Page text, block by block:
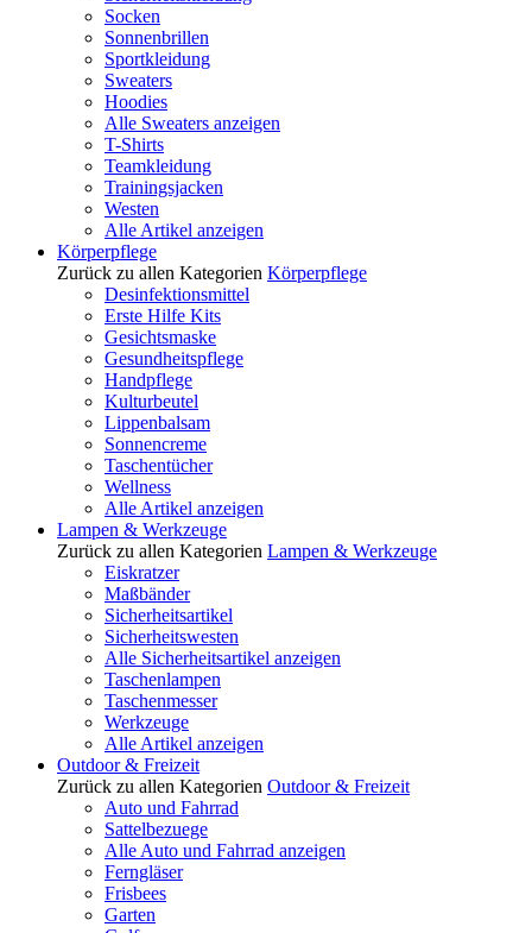
Socken
Sonnenbrillen
Sportkleidung
Sweaters
Hoodies
Alle Sweaters anzeigen
T-Shirts
Teamkleidung
Trainingsjacken
Westen
Alle Artikel anzeigen
Körperpflege
Zurück zu allen Kategorien Körperpflege
Desinfektionsmittel
Erste Hilfe Kits
Gesichtsmaske
Gesundheitspflege
Handpflege
Kulturbeutel
Lippenbalsam
Sonnencreme
Taschentücher
Wellness
Alle Artikel anzeigen
Lampen & Werkzeuge
Zurück zu allen Kategorien Lampen & Werkzeuge
Eiskratzer
Maßbänder
Sicherheitsartikel
Sicherheitswesten
Alle Sicherheitsartikel anzeigen
Taschenlampen
Taschenmesser
Werkzeuge
Alle Artikel anzeigen
Outdoor & Freizeit
Zurück zu allen Kategorien Outdoor & Freizeit
Auto und Fahrrad
Sattelbezuege
Alle Auto und Fahrrad anzeigen
Ferngläser
Frisbees
Garten